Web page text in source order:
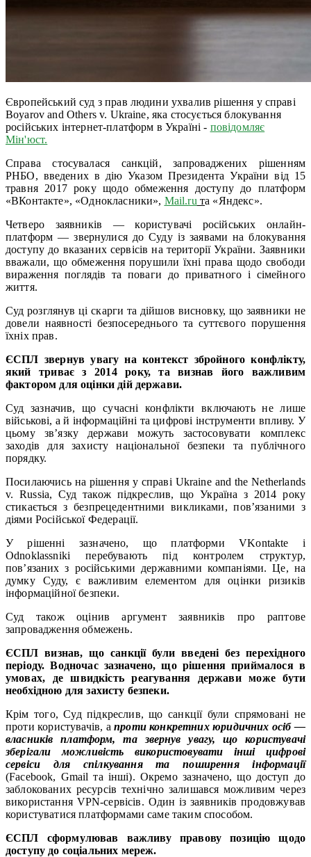
Європейський суд з прав людини ухвалив рішення у справі
Boyarov and Others v. Ukraine, яка стосується блокування
російських інтернет-платформ в Україні - повідомляє
Мін'юст.
Справа стосувалася санкцій, запроваджених рішенням
РНБО, введених в дію Указом Президента України від 15
травня 2017 року щодо обмеження доступу до платформ
«ВКонтакте», «Однокласники», Mail.ru та «Яндекс».
Четверо заявників — користувачі російських онлайн-
платформ — звернулися до Суду із заявами на блокування
доступу до вказаних сервісів на території України. Заявники
вважали, що обмеження порушили їхні права щодо свободи
вираження поглядів та поваги до приватного і сімейного
життя.
Суд розглянув ці скарги та дійшов висновку, що заявники не
довели наявності безпосереднього та суттєвого порушення
їхніх прав.
ЄСПЛ звернув увагу на контекст збройного конфлікту,
який триває з 2014 року, та визнав його важливим
фактором для оцінки дій держави.
Суд зазначив, що сучасні конфлікти включають не лише
військові, а й інформаційні та цифрові інструменти впливу. У
цьому зв’язку держави можуть застосовувати комплекс
заходів для захисту національної безпеки та публічного
порядку.
Посилаючись на рішення у справі Ukraine and the Netherlands
v. Russia, Суд також підкреслив, що Україна з 2014 року
стикається з безпрецедентними викликами, пов’язаними з
діями Російської Федерації.
У рішенні зазначено, що платформи VKontakte і
Odnoklassniki перебувають під контролем структур,
пов’язаних з російськими державними компаніями. Це, на
думку Суду, є важливим елементом для оцінки ризиків
інформаційної безпеки.
Суд також оцінив аргумент заявників про раптове
запровадження обмежень.
ЄСПЛ визнав, що санкції були введені без перехідного
періоду. Водночас зазначено, що рішення приймалося в
умовах, де швидкість реагування держави може бути
необхідною для захисту безпеки.
Крім того, Суд підкреслив, що санкції були спрямовані не
проти користувачів, апроти конкретних юридичних осіб —
власників платформ, та звернув увагу, що користувачі
зберігали можливість використовувати інші цифрові
сервіси для спілкування та поширення інформації
(Facebook, Gmail та інші). Окремо зазначено, що доступ до
заблокованих ресурсів технічно залишався можливим через
використання VPN-сервісів. Один із заявників продовжував
користуватися платформами саме таким способом.
ЄСПЛ сформулював важливу правову позицію щодо
доступу до соціальних мереж.